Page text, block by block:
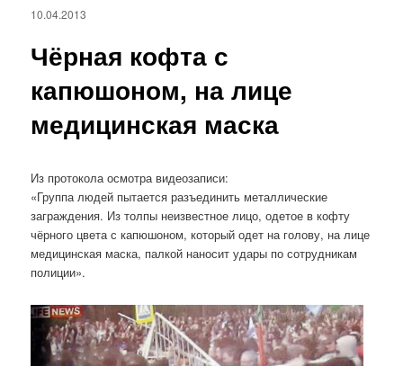
Чёрная кофта с
капюшоном, на лице
медицинская маска
10.04.2013
Из протокола осмотра видеозаписи:
«Группа людей пытается разъединить металлические
заграждения. Из толпы неизвестное лицо, одетое в кофту
чёрного цвета с капюшоном, который одет на голову, на лице
медицинская маска, палкой наносит удары по сотрудникам
полиции».